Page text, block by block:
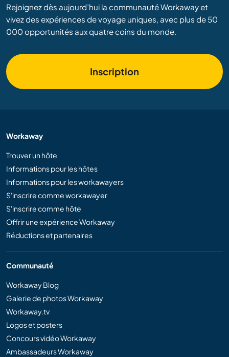
Rejoignez dès aujourd’hui la communauté Workaway et
vivez des expériences de voyage uniques, avec plus de 50
000 opportunités aux quatre coins du monde.
Inscription
Workaway
Trouver un hôte
Informations pour les hôtes
Informations pour les workawayers
S'inscrire comme workawayer
S'inscrire comme hôte
Offrir une expérience Workaway
Réductions et partenaires
Communauté
Workaway Blog
Galerie de photos Workaway
Workaway.tv
Logos et posters
Concours vidéo Workaway
Ambassadeurs Workaway